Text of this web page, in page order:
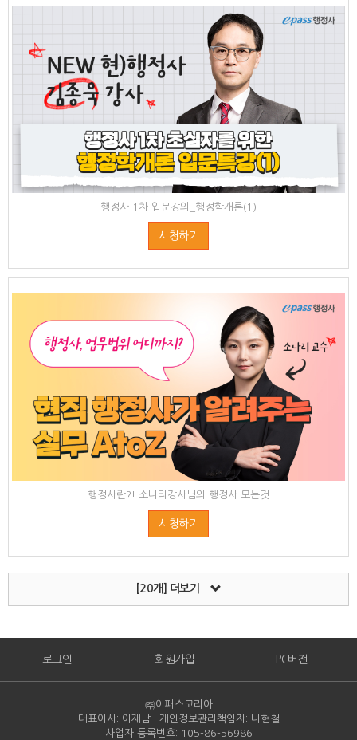
행정사 1차 입문강의_행정학개론(1)
시청하기
행정사란?! 소나리강사님의 행정사 모든것
시청하기
[20개] 더보기
로그인 회원가입 PC버전
㈜이패스코리아
대표이사: 이재남 | 개인정보관리책임자: 나현철
사업자 등록번호: 105-86-56986